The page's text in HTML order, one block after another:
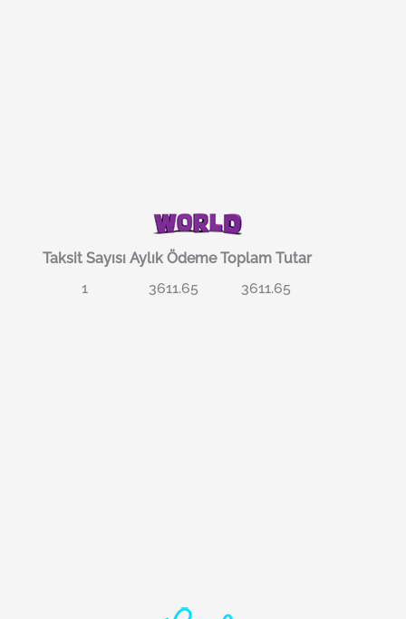
Taksit Sayısı Aylık Ödeme Toplam Tutar
1
3611.65 3611.65